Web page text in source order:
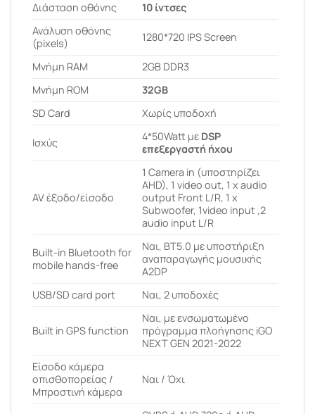
Διάσταση οθόνης
10 ίντσες
Ανάλυση οθόνης
(pixels)
1280*720 IPS Screen
Μνήμη RAM
2GB DDR3
Μνήμη ROM
32GB
SD Card
Χωρίς υποδοχή
Ισχύς 4*50Watt με DSP
επεξεργαστή ήχου
AV έξοδο/είσοδο
1 Camera in (υποστηρίζει
AHD), 1 video out, 1 x audio
output Front L/R, 1 x
Subwoofer, 1video input ,2
audio input L/R
Built-in Bluetooth for
mobile hands-free
Ναι, BT5.0 με υποστήριξη
αναπαραγωγής μουσικής
A2DP
USB/SD card port
Ναι, 2 υποδοχές
Built in GPS function
Ναι, με ενσωματωμένο
πρόγραμμα πλοήγησης iGO
NEXT GEN 2021-2022
Είσοδο κάμερα
οπισθοπορείας /
Μπροστινή κάμερα
Ναι / Όχι